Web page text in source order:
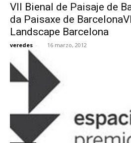
VII Bienal de Paisaje de
da Paisaxe de
Landscape Barcelona
veredes - 16 marzo, 2012